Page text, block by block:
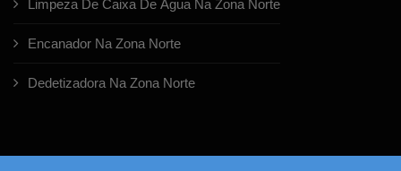
Limpeza De Caixa De Água Na Zona Norte
Encanador Na Zona Norte
Dedetizadora Na Zona Norte